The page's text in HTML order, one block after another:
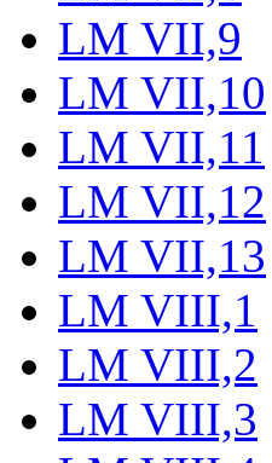
LM VII,9
LM VII,10
LM VII,11
LM VII,12
LM VII,13
LM VIII,1
LM VIII,2
LM VIII,3